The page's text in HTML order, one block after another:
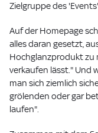
Zielgruppe des
Auf der Homepage
alles daran gesetzt,
Hochglanzprodukt zu
verkaufen lässt." Und
man sich ziemlich
grölenden oder gar
laufen".